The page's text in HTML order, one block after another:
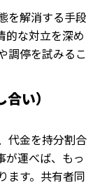
を解消する手段
的な対立を深め
調停を試みるこ
い）
代金を持分割合
が運べば、もっ
ます。共有者同